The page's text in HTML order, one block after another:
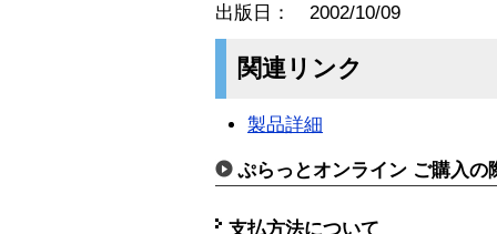
出版日： 2002/10/09
関連リンク
製品詳細
ぷらっとオンライン ご購入の
支払方法について